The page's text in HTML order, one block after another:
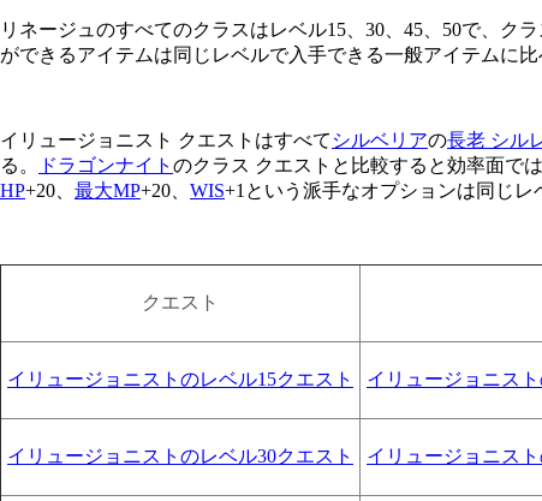
リネージュのすべてのクラスはレベル15、30、45、50で、ク
ができるアイテムは同じレベルで入手できる一般アイテムに
イリュージョニスト クエストはすべて シルベリアの長老 シル
る。
ドラゴンナイト のクラス クエストと比較すると効率面で
HP+20、 最大MP+20、 WIS+1という派手なオプションは同じ
クエスト
イリュージョニストのレベル15クエスト イリュージョニス
イリュージョニストのレベル30クエスト イリュージョニス